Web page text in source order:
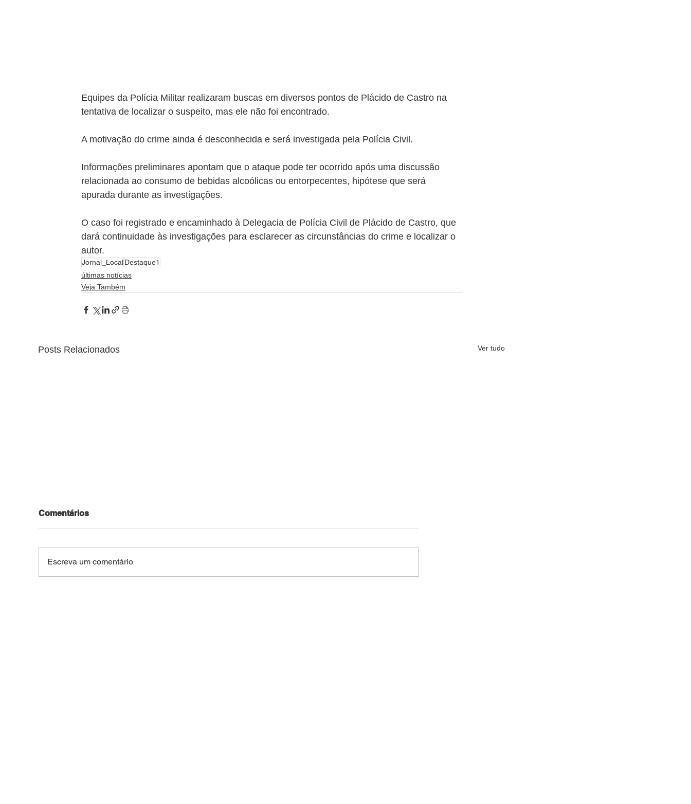
Equipes da Polícia Militar realizaram buscas em diversos pontos de Plácido de Castro na
tentativa de localizar o suspeito, mas ele não foi encontrado.
A motivação do crime ainda é desconhecida e será investigada pela Polícia Civil.
Informações preliminares apontam que o ataque pode ter ocorrido após uma discussão
relacionada ao consumo de bebidas alcoólicas ou entorpecentes, hipótese que será
apurada durante as investigações.
O caso foi registrado e encaminhado à Delegacia de Polícia Civil de Plácido de Castro, que
dará continuidade às investigações para esclarecer as circunstâncias do crime e localizar o
autor.
Jornal_LocalDestaque1
últimas notícias
Veja Também
Posts Relacionados Ver tudo
Comentários
Escreva um comentário